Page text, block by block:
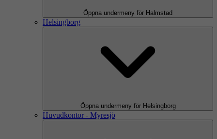
Öppna undermeny för Halmstad
Helsingborg
Öppna undermeny för Helsingborg
Huvudkontor - Myresjö